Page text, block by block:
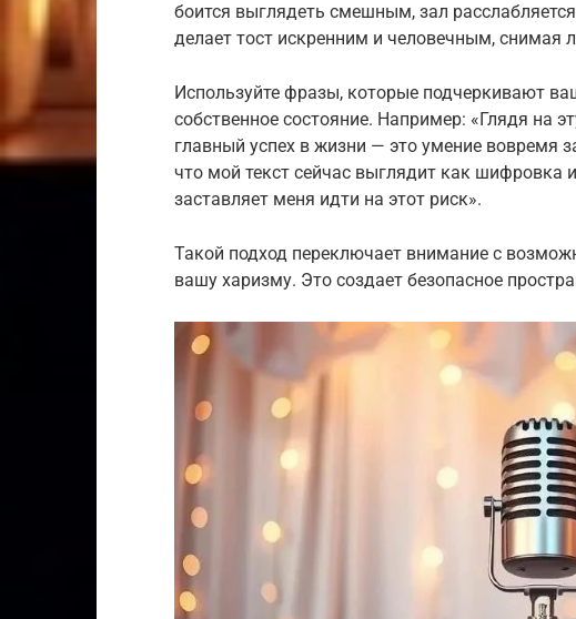
боится выглядеть смешным, зал
делает тост искренним и человечным, снимая
Используйте фразы, которые подчеркивают
собственное состояние. Например: «Глядя на
главный успех в жизни — это умение вовремя
что мой текст сейчас выглядит как шифровка
заставляет меня идти на этот риск».
Такой подход переключает внимание с
вашу харизму. Это создает безопасное